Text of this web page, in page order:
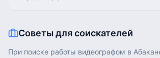
Советы для соискателей
При поиске работы видеографом в